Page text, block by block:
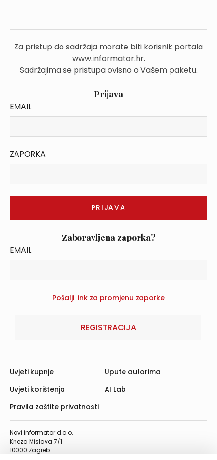
Za pristup do sadržaja morate biti korisnik portala
www.informator.hr.
Sadržajima se pristupa ovisno o Vašem paketu.
Prijava
EMAIL
ZAPORKA
Zaboravljena zaporka?
EMAIL
REGISTRACIJA
Novi informator d.o.o.
Kneza Mislava 7/1
10000 Zagreb
Uvjeti kupnje
Uvjeti korištenja
Pravila zaštite privatnosti
Upute autorima
AI Lab